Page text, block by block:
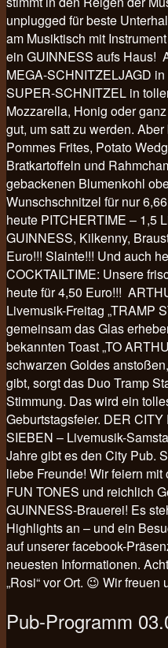
unplugged für beste
am Musiktisch mit
ein GUINNESS aufs Haus!
MEGA-SCHNITZELJAGD
SUPER-SCHNITZEL in
Mozzarella, Honig oder
gut, um satt zu werden.
Pommes Frites, Potato
Bratkartoffeln und
gebackenen Blumenkohl
Wunschschnitzel für nur
heute PITCHERTIME – 1,5
GUINNESS, Kilkenny,
Euro!!! Slainte!!! Und auch
COCKTAILTIME: Unsere
heute für 4,50 Euro!!!
Livemusik-Freitag „TRAMP
gemeinsam das Glas
bekannten Toast „TO
schwarzen Goldes
gibt, sorgt das Duo Tramp
Stimmung. Das wird ein
Geburtstagsfeier. DER
SIEBEN – Livemusik-
Jahre gibt es den City Pub.
liebe Freunde! Wir feiern
FUN TONES und reichlich
GUINNESS-Brauerei! Es
Highlights an – und ein
auf unserer facebook-
neuesten Informationen.
„Rosi“ vor Ort. 😉 Wir
Pub-Programm